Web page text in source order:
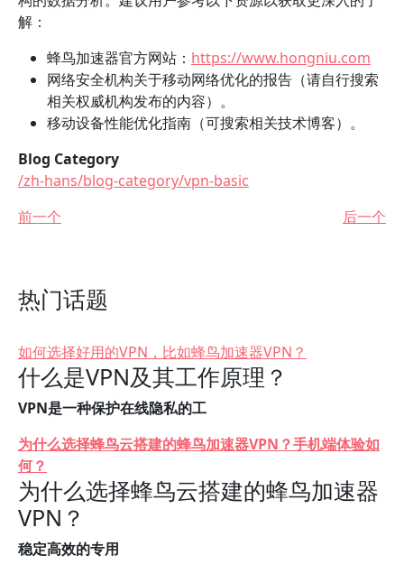
解：
蜂鸟加速器官方网站： https://www.hongniu.com
网络安全机构关于移动网络优化的报告（请自行搜索
相关权威机构发布的内容）。
移动设备性能优化指南（可搜索相关技术博客）。
Blog Category
/zh-hans/blog-category/vpn-basic
前一个
后一个
热门话题
如何选择好用的VPN，比如蜂鸟加速器VPN？
什么是VPN及其工作原理？
VPN是一种保护在线隐私的工
为什么选择蜂鸟云搭建的蜂鸟加速器VPN？手机端体验如
何？
为什么选择蜂鸟云搭建的蜂鸟加速器
VPN？
稳定高效的专用